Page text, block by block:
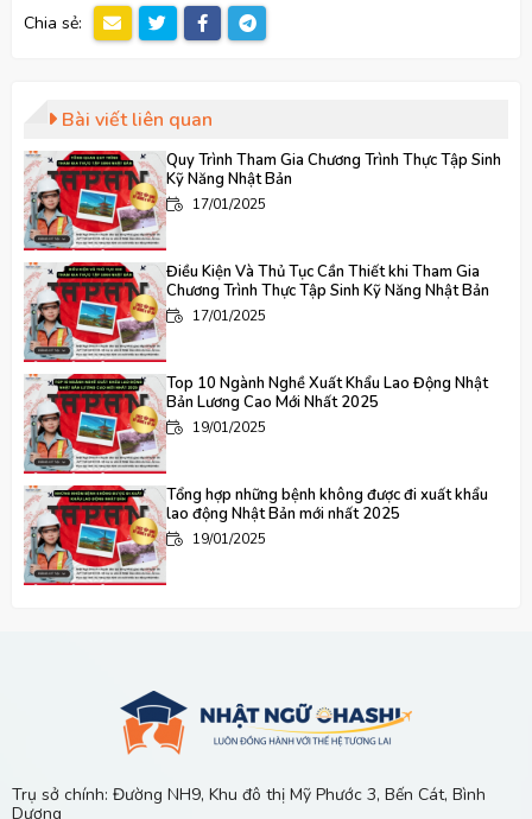
Chia sẻ:
Bài viết liên quan
Quy Trình Tham Gia Chương Trình Thực Tập Sinh
Kỹ Năng Nhật Bản
17/01/2025
Điều Kiện Và Thủ Tục Cần Thiết khi Tham Gia
Chương Trình Thực Tập Sinh Kỹ Năng Nhật Bản
17/01/2025
Top 10 Ngành Nghề Xuất Khẩu Lao Động Nhật
Bản Lương Cao Mới Nhất 2025
19/01/2025
Tổng hợp những bệnh không được đi xuất khẩu
lao động Nhật Bản mới nhất 2025
19/01/2025
Thực tập sinh có được làm thêm bên ngoài khi đi
Nhật Bản XKLĐ không?
Trụ sở chính: Đường NH9, Khu đô thị Mỹ Phước 3, Bến Cát, Bình
Dương